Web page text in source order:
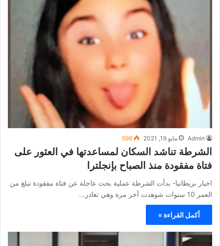
Admin مايو 19, 2021 599
الشرطة تناشد السكان لمساعدتها في العثور على
فتاة مفقودة منذ الصباح بإنجلترا
اخبار بريطانيا- بدأت الشرطة عملية بحث عاجلة عن فتاة مفقودة تبلغ من
العمر 10 سنوات شوهدت آخر مرة وهي تغادر…
أكمل القراءة »